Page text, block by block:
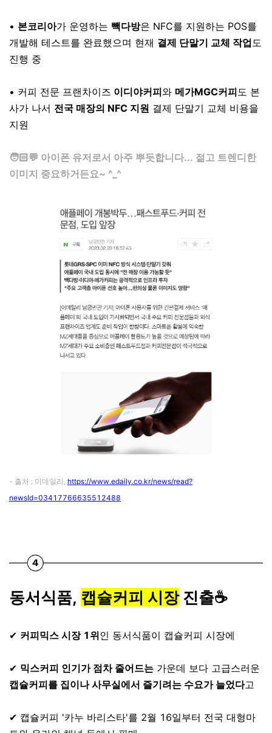
• 본코리아가 운영하는 빽다방은 NFC를 지원하는 POS를
개발해 테스트를 완료했으며 현재 결제 단말기 교체 작업도
진행 중
• 커피 전문 프랜차이즈 이디야커피와 메가MGC커피도 본
사가 나서 전국 매장의 NFC 지원 결제 단말기 교체 비용을
지원
🧑🏻💬 아이폰 유저로서 아주 뿌듯합니다... 젊고 트렌디한
이미지 중요하거든요~ ^_^
- 출처 : 이데일리, https://www.edaily.co.kr/news/read?
newsId=03417766635512488
동서식품, 캡슐커피 시장진출☕️
✔ 커피믹스 시장 1위인 동서식품이 캡슐커피 시장에
✔ 믹스커피 인기가 점차 줄어드는 가운데 보다 고급스러운
캡슐커피를 집이나 사무실에서 즐기려는 수요가 늘었다고
✔ 캡슐커피 '카누 바리스타'를 2월 16일부터 전국 대형마